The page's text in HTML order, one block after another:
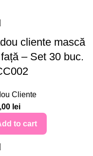
cliente mască
– Set 30 buc.
Cliente
lei
to cart